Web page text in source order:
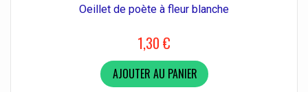
Oeillet de poète à fleur blanche
1,30 €
AJOUTER AU PANIER